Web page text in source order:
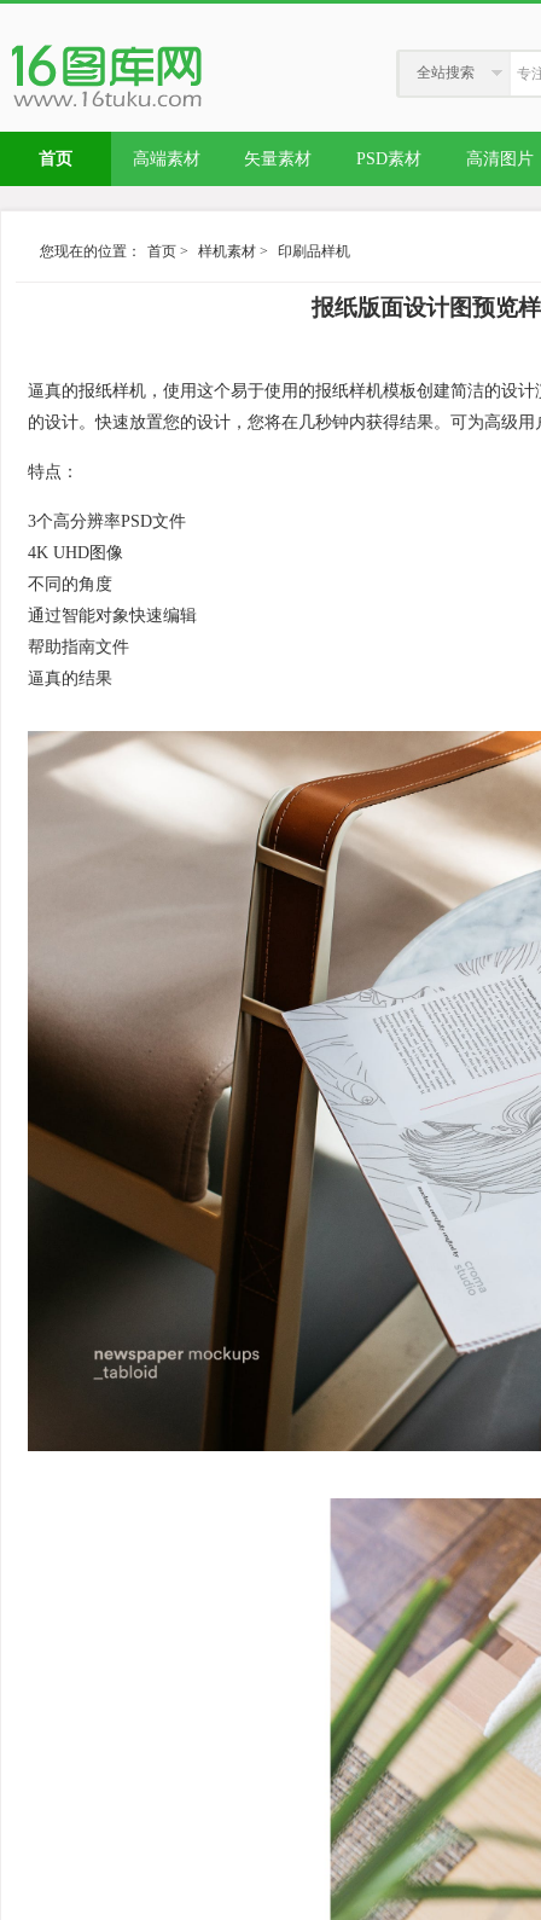
全站搜索
首页 高端素材 矢量素材 PSD素材 高清图片
您现在的位置： 首页 > 样机素材 > 印刷品样机
报纸版面设计图预览
逼真的报纸样机，使用这个易于使用的报纸样机模板创建简洁的设
的设计。快速放置您的设计，您将在几秒钟内获得结果。可为高级
特点：
3个高分辨率PSD文件
4K UHD图像
不同的角度
通过智能对象快速编辑
帮助指南文件
逼真的结果